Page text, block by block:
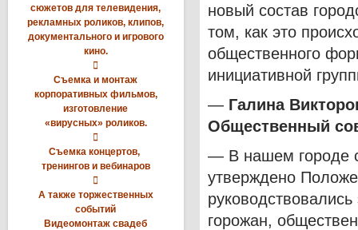
сюжетов для телевидения,
рекламных роликов, клипов,
документального и игрового
кино.

Съемка и монтаж
корпоративных фильмов,
изготовление
«вирусных» роликов.

Съемка концертов,
тренингов и вебинаров

А также торжественных
событий
Видеомонтаж свадеб
новый состав
том, как это
общественного
инициативной
— Галина
Общественный
— В нашем городе
утверждено
горожан,